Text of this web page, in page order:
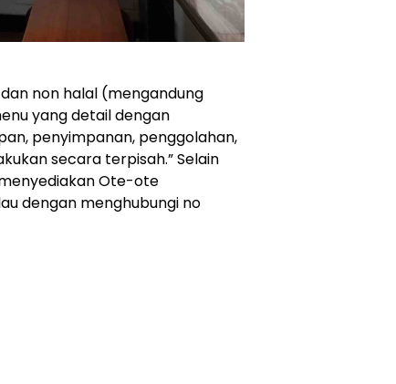
non halal (mengandung
yang detail dengan
penyimpanan, penggolahan,
secara terpisah.” Selain
Ote-ote
dengan menghubungi no